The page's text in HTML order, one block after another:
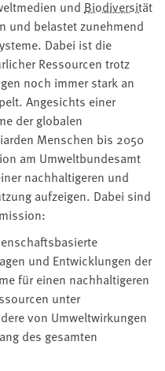
und Biodiversität
und belastet zunehmend
Dabei ist die
Ressourcen trotz
noch immer stark an
Angesichts einer
der globalen
Menschen bis 2050
am Umweltbundesamt
nachhaltigeren und
aufzeigen. Dabei sind
und Entwicklungen der
für einen nachhaltigeren
unter
von Umweltwirkungen
des gesamten